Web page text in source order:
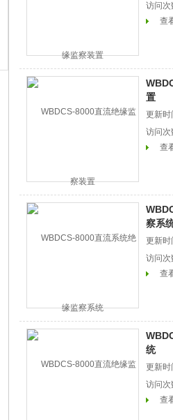
访问
查
置
更新
访问
查
察系
更新
访问
查
统
更新
访问
查